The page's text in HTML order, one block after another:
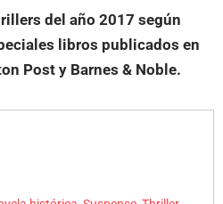
del año 2017 según
libros publicados en
Post y Barnes & Noble.